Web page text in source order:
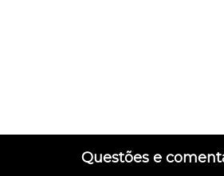
Questões e